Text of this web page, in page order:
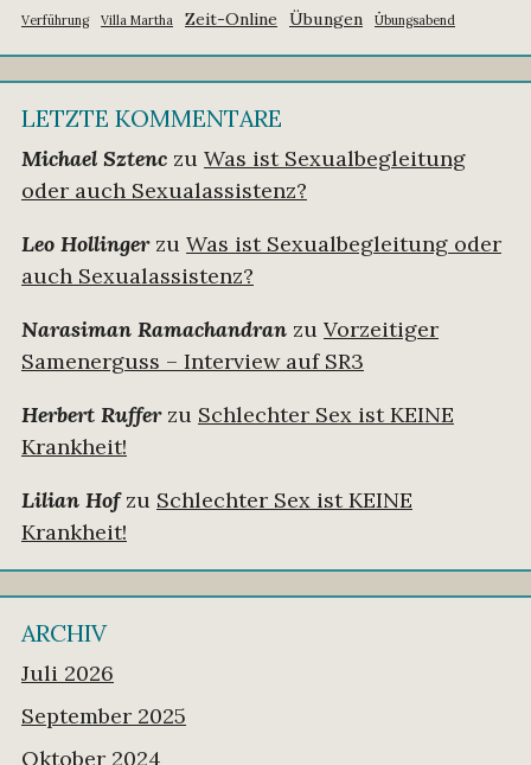
Verführung Villa Martha Zeit-Online Übungen Übungsabend
LETZTE KOMMENTARE
Michael Sztenc zu Was ist Sexualbegleitung
oder auch Sexualassistenz?
Leo Hollingerzu Was ist Sexualbegleitung oder
auch Sexualassistenz?
Narasiman Ramachandran zu Vorzeitiger
Samenerguss – Interview auf SR3
Herbert Rufferzu Schlechter Sex ist KEINE
Krankheit!
Lilian Hofzu Schlechter Sex ist KEINE
Krankheit!
ARCHIV
Juli 2026
September 2025
Oktober 2024